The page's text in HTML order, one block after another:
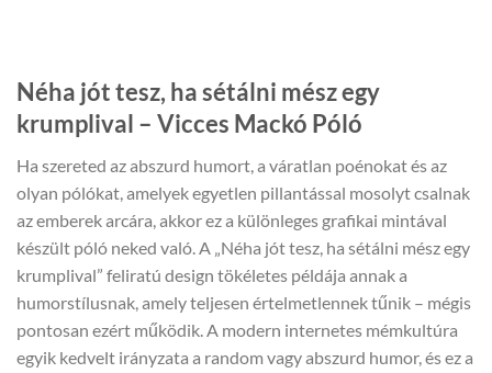
Néha jót tesz, ha sétálni mész egy
krumplival – Vicces Mackó Póló
Ha szereted az abszurd humort, a váratlan poénokat és az
olyan pólókat, amelyek egyetlen pillantással mosolyt csalnak
az emberek arcára, akkor ez a különleges grafikai mintával
készült póló neked való. A „Néha jót tesz, ha sétálni mész egy
krumplival” feliratú design tökéletes példája annak a
humorstílusnak, amely teljesen értelmetlennek tűnik – mégis
pontosan ezért működik. A modern internetes mémkultúra
egyik kedvelt irányzata a random vagy abszurd humor, és ez a